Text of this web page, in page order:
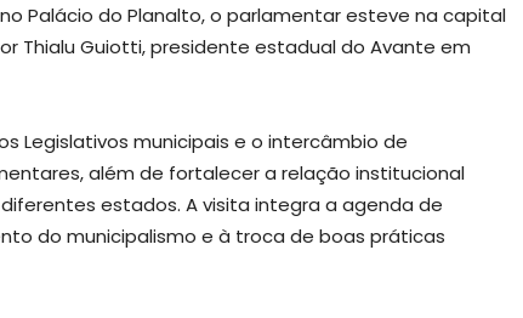
Palácio do Planalto, o parlamentar esteve na capital
Thialu Guiotti, presidente estadual do Avante em
Legislativos municipais e o intercâmbio de
além de fortalecer a relação institucional
estados. A visita integra a agenda de
do municipalismo e à troca de boas práticas